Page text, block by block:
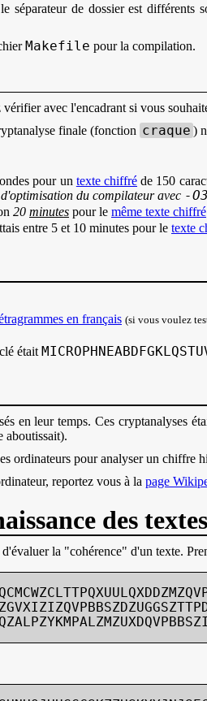
séparateur de dossier est
Makefile pour la compilation.
avec l'encadrant si vous
finale (fonction craque )
pour un texte chiffré de 150
du compilateur avec -O3
20 minutes pour le même texte chiffré
entre 5 et 10 minutes pour le texte
en français (si vous voulez
était
en leur temps. Ces cryptanalyses
aboutissait).
ordinateurs pour analyser un chiffre
reportez vous à la page
des
la "cohérence" d'un texte.